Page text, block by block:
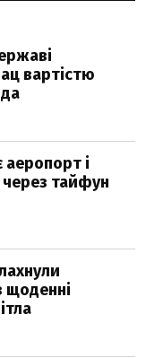
вартістю
і
через тайфун
щоденні